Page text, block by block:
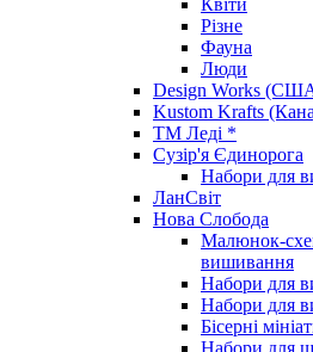
Різне
Фауна
Люди
Design Works
Kustom Krafts
ТМ Леді *
Сузір'я Єдинорога
Набори для
ЛанСвіт
Нова Слобода
Малюнок-
вишивання
Набори для
Набори для
Бісерні
Набори для